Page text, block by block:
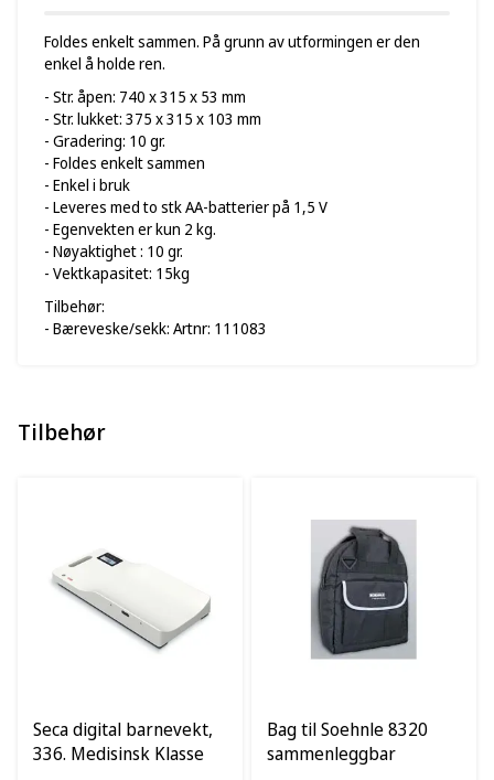
Foldes enkelt sammen. På grunn av utformingen er den
enkel å holde ren.
- Str. åpen: 740 x 315 x 53 mm
- Str. lukket: 375 x 315 x 103 mm
- Gradering: 10 gr.
- Foldes enkelt sammen
- Enkel i bruk
- Leveres med to stk AA-batterier på 1,5 V
- Egenvekten er kun 2 kg.
- Nøyaktighet : 10 gr.
- Vektkapasitet: 15kg
Tilbehør:
- Bæreveske/sekk: Artnr: 111083
Tilbehør
Seca digital barnevekt,
336. Medisinsk Klasse
Bag til Soehnle 8320
sammenleggbar